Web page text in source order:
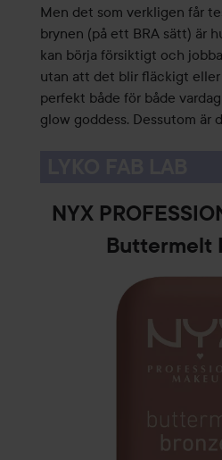
Men det som verkligen får
brynen (på ett BRA sätt) är
kan börja försiktigt och
utan att det blir fläckigt
perfekt både för både
glow goddess. Dessutom är
NYX
Buttermelt